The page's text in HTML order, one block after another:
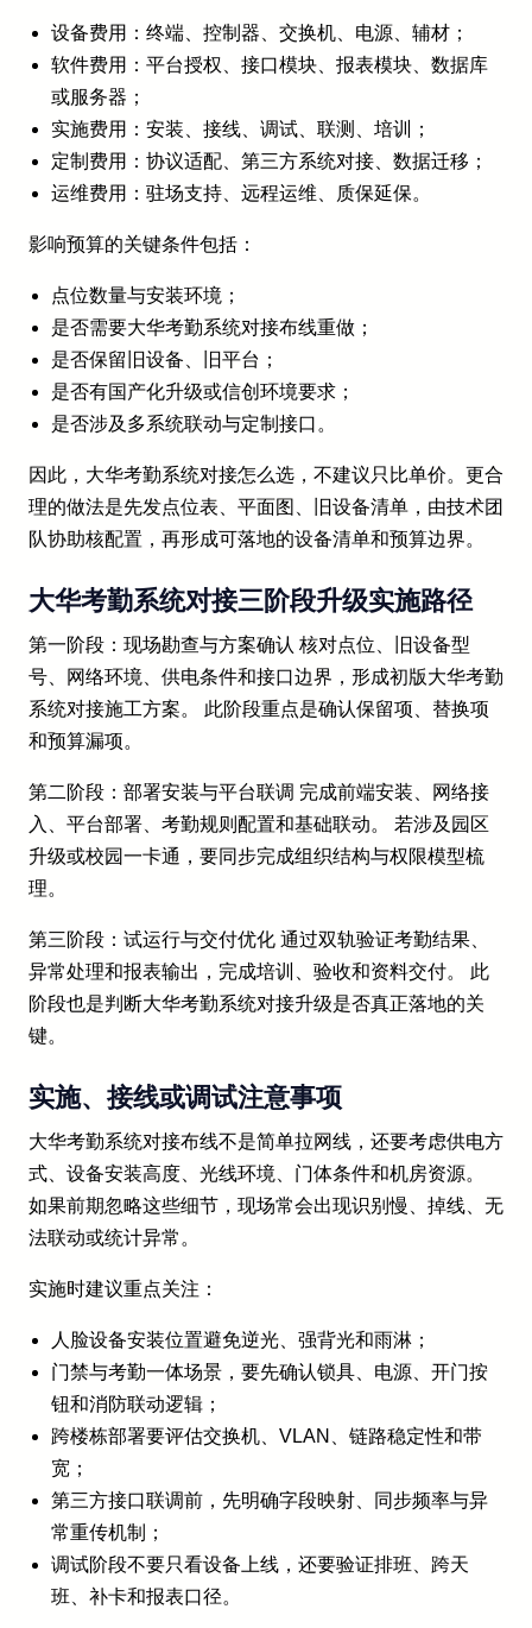
设备费用：终端、控制器、交换机、电源、辅材；
软件费用：平台授权、接口模块、报表模块、数据库
或服务器；
实施费用：安装、接线、调试、联测、培训；
定制费用：协议适配、第三方系统对接、数据迁移；
运维费用：驻场支持、远程运维、质保延保。
影响预算的关键条件包括：
点位数量与安装环境；
是否需要大华考勤系统对接布线重做；
是否保留旧设备、旧平台；
是否有国产化升级或信创环境要求；
是否涉及多系统联动与定制接口。
因此，大华考勤系统对接怎么选，不建议只比单价。更合
理的做法是先发点位表、平面图、旧设备清单，由技术团
队协助核配置，再形成可落地的设备清单和预算边界。
大华考勤系统对接三阶段升级实施路径
第一阶段：现场勘查与方案确认 核对点位、旧设备型
号、网络环境、供电条件和接口边界，形成初版大华考勤
系统对接施工方案。 此阶段重点是确认保留项、替换项
和预算漏项。
第二阶段：部署安装与平台联调 完成前端安装、网络接
入、平台部署、考勤规则配置和基础联动。 若涉及园区
升级或校园一卡通，要同步完成组织结构与权限模型梳
理。
第三阶段：试运行与交付优化 通过双轨验证考勤结果、
异常处理和报表输出，完成培训、验收和资料交付。 此
阶段也是判断大华考勤系统对接升级是否真正落地的关
键。
实施、接线或调试注意事项
大华考勤系统对接布线不是简单拉网线，还要考虑供电方
式、设备安装高度、光线环境、门体条件和机房资源。
如果前期忽略这些细节，现场常会出现识别慢、掉线、无
法联动或统计异常。
实施时建议重点关注：
人脸设备安装位置避免逆光、强背光和雨淋；
门禁与考勤一体场景，要先确认锁具、电源、开门按
钮和消防联动逻辑；
跨楼栋部署要评估交换机、VLAN、链路稳定性和带
宽；
第三方接口联调前，先明确字段映射、同步频率与异
常重传机制；
调试阶段不要只看设备上线，还要验证排班、跨天
班、补卡和报表口径。